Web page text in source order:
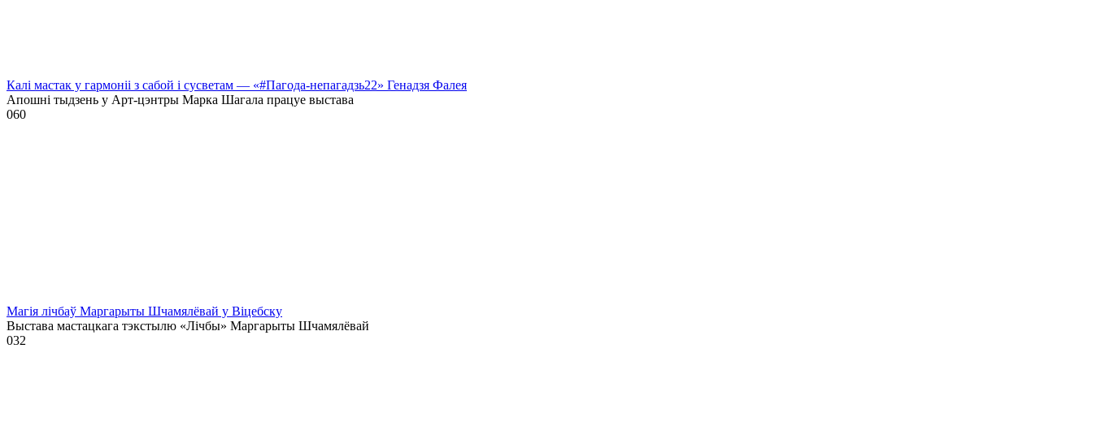
Калі мастак у гармоніі з сабой і сусветам — «#Пагода-непагадзь22» Генадзя Фалея
Апошні тыдзень у Арт-цэнтры Марка Шагала працуе выстава
060
Магія лічбаў Маргарыты Шчамялёвай у Віцебску
Выстава мастацкага тэкстылю «Лічбы» Маргарыты Шчамялёвай
032